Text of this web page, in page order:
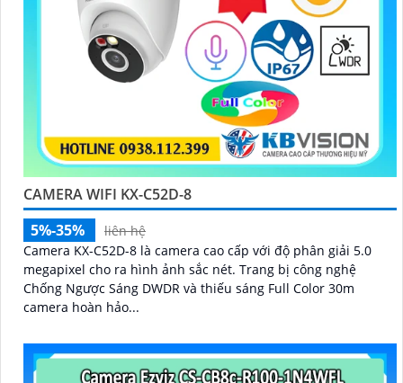
CAMERA WIFI KX-C52D-8
5%-35%
liên hệ
Camera KX-C52D-8 là camera cao cấp với độ phân giải 5.0
megapixel cho ra hình ảnh sắc nét. Trang bị công nghệ
Chống Ngược Sáng DWDR và thiếu sáng Full Color 30m
camera hoàn hảo...